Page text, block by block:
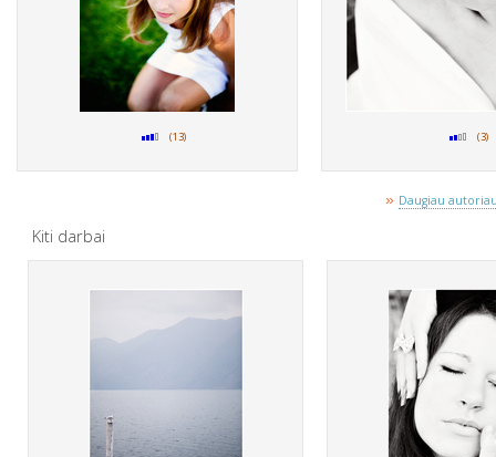
(13) (3)
» Daugiau
Kiti darbai